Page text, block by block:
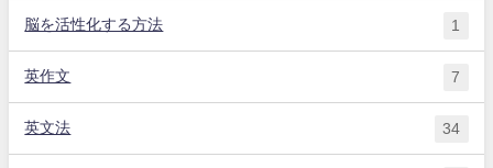
脳を活性化する方法 1
英作文 7
英文法 34